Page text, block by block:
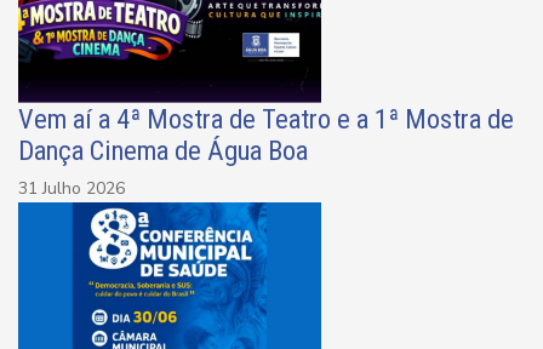
Vem aí a 4ª Mostra de Teatro e a 1ª Mostra de
Dança Cinema de Água Boa
31 Julho 2026